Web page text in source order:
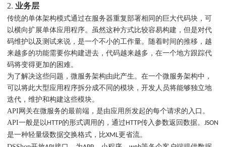
2.业务层
传统的单体架构模式通过在服务器重复部署相同的巨大代码块，可
以横向扩展单体应用程序。虽然这种方式比较容易构建，但是对代
码维护以及测试来说，是一个不小的工作量。随着时间的推移，越
来越多的功能需要你构建进去，代码越来越多，在一个地方跟踪代
码将变得更加的困难。
为了解决这些问题，微服务架构由此产生。在一个微服务架构中，
可以将此大型应用程序拆分成不同的模块，开发人员将能够独立地
迭代，维护和构建这些模块。
API网关在微服务的最前端，是由应用所发起的每个请求的入口。
API一般是以HTTP的形式调用的，通过HTTP传入参数返回数据。JSON
是一种轻量级数据交换格式，比XML更省流。